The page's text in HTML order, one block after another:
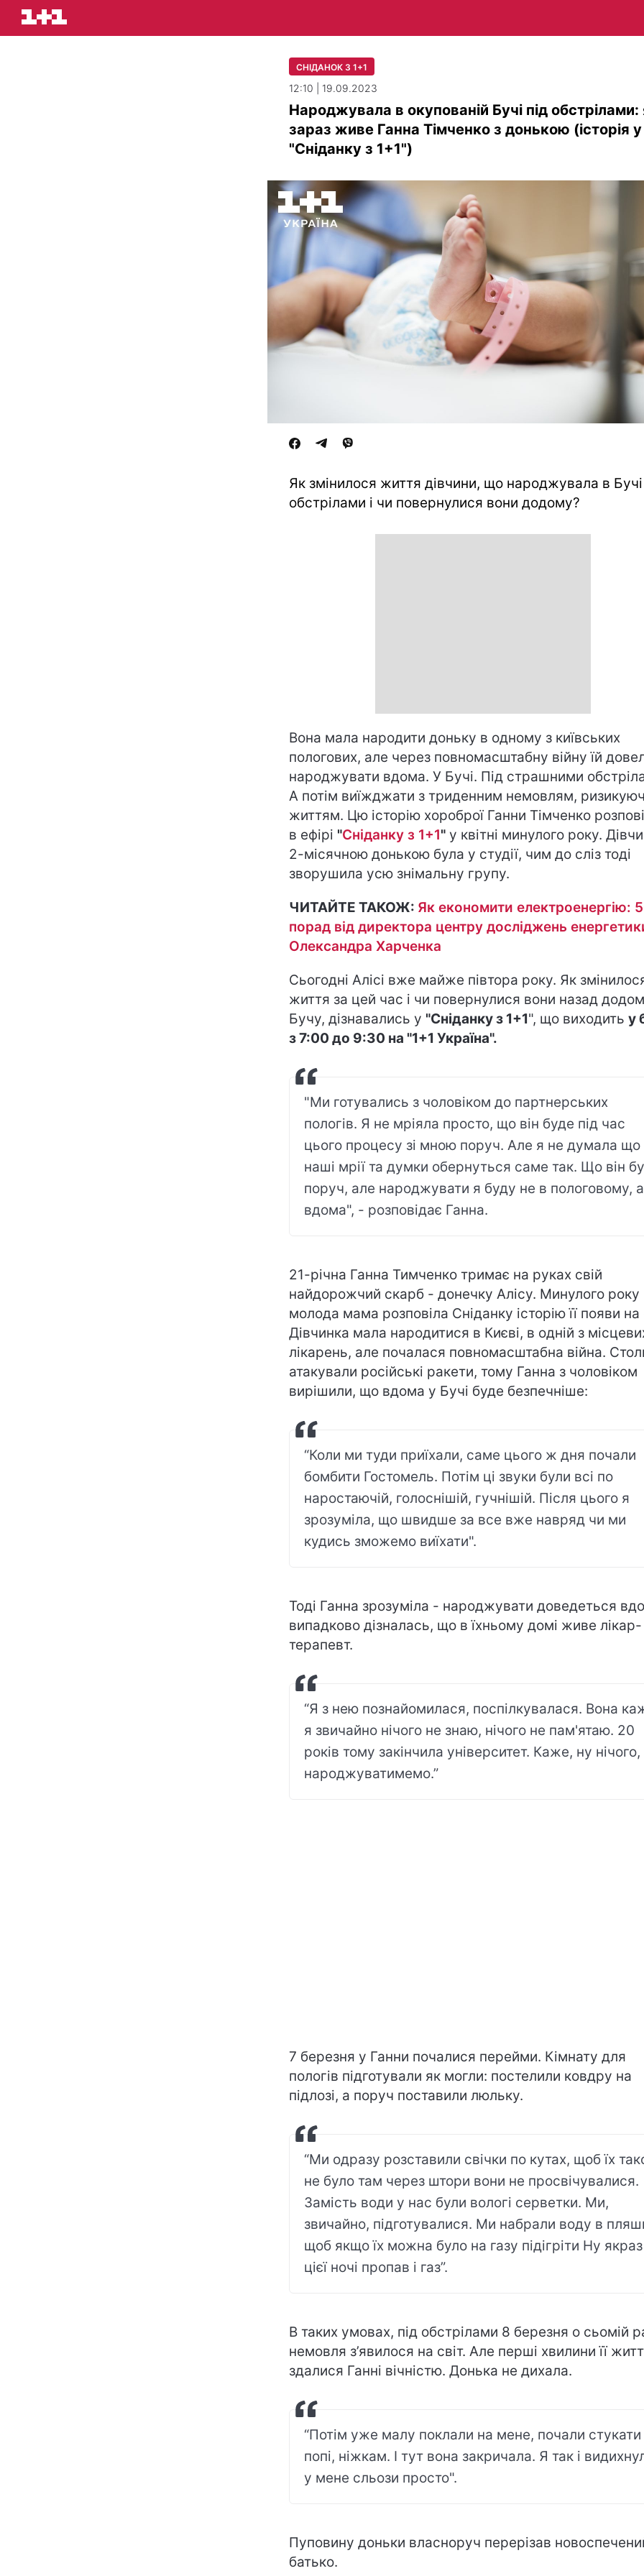
СНІДАНОК З 1+1
12:10 | 19.09.2023
Народжувала в окупованій Бучі під обстрілами:
зараз живе Ганна Тімченко з донькою (історія у
"Сніданку з 1+1")
Як змінилося життя дівчини, що народжувала в Бучі
обстрілами і чи повернулися вони додому?
Вона мала народити доньку в одному з київських
пологових, але через повномасштабну війну їй
народжувати вдома. У Бучі. Під страшними
А потім виїжджати з триденним немовлям,
життям. Цю історію хороброї Ганни Тімченко
в ефірі "Сніданку з 1+1" у квітні минулого року.
2-місячною донькою була у студії, чим до сліз тоді
зворушила усю знімальну групу.
ЧИТАЙТЕ ТАКОЖ: Як економити електроенергію: 5
порад від директора центру досліджень
Олександра Харченка
Сьогодні Алісі вже майже півтора року. Як
життя за цей час і чи повернулися вони назад
Бучу, дізнавались у "Сніданку з 1+1", що виходить у
з 7:00 до 9:30 на "1+1 Україна".
"Ми готувались з чоловіком до партнерських
пологів. Я не мріяла просто, що він буде під час
цього процесу зі мною поруч. Але я не думала що
наші мрії та думки обернуться саме так. Що він
поруч, але народжувати я буду не в пологовому, а
вдома", - розповідає Ганна.
21-річна Ганна Тимченко тримає на руках свій
найдорожчий скарб - донечку Алісу. Минулого року
молода мама розповіла Сніданку історію її появи на
Дівчинка мала народитися в Києві, в одній з
лікарень, але почалася повномасштабна війна.
атакували російські ракети, тому Ганна з чоловіком
вирішили, що вдома у Бучі буде безпечніше:
“Коли ми туди приїхали, саме цього ж дня почали
бомбити Гостомель. Потім ці звуки були всі по
наростаючій, голоснішій, гучнішій. Після цього я
зрозуміла, що швидше за все вже навряд чи ми
кудись зможемо виїхати".
Тоді Ганна зрозуміла - народжувати доведеться
випадково дізналась, що в їхньому домі живе лікар-
терапевт.
“Я з нею познайомилася, поспілкувалася. Вона
я звичайно нічого не знаю, нічого не пам'ятаю. 20
років тому закінчила університет. Каже, ну нічого,
народжуватимемо.”
7 березня у Ганни почалися перейми. Кімнату для
пологів підготували як могли: постелили ковдру на
підлозі, а поруч поставили люльку.
“Ми одразу розставили свічки по кутах, щоб їх
не було там через штори вони не просвічувалися.
Замість води у нас були вологі серветки. Ми,
звичайно, підготувалися. Ми набрали воду в
щоб якщо їх можна було на газу підігріти Ну якраз
цієї ночі пропав і газ”.
В таких умовах, під обстрілами 8 березня о сьомій
немовля з’явилося на світ. Але перші хвилини її
здалися Ганні вічністю. Донька не дихала.
“Потім уже малу поклали на мене, почали
попі, ніжкам. І тут вона закричала. Я так і
у мене сльози просто".
Пуповину доньки власноруч перерізав
батько.